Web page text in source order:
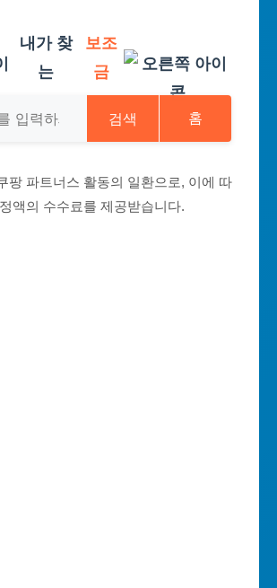
내가 찾
는
보조
금
검색 홈
팡 파트너스 활동의 일환으로, 이에 따
액의 수수료를 제공받습니다.